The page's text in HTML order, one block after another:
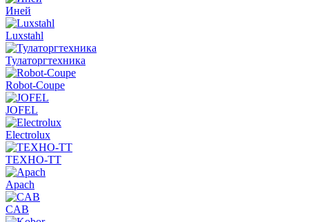
Иней
Luxstahl
Тулаторгтехника
Robot-Coupe
JOFEL
Electrolux
ТЕХНО-ТТ
Apach
CAB